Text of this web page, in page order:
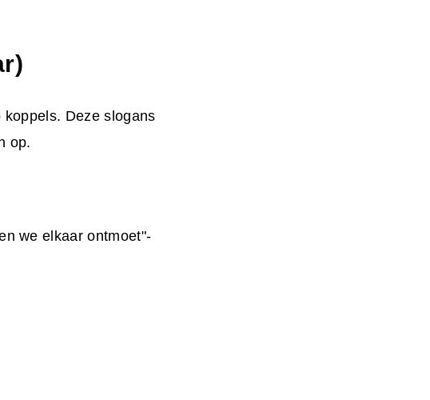
Deze slogans
op.
we elkaar ontmoet"-